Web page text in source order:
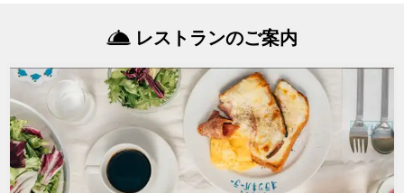
レストランのご案内